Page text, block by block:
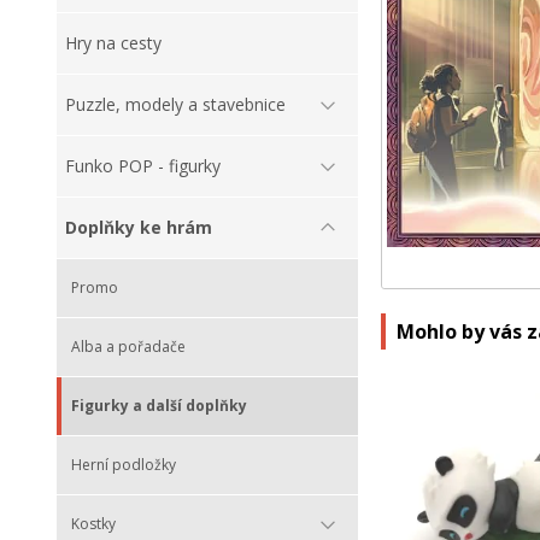
Hry na cesty
Puzzle, modely a stavebnice
Funko POP - figurky
Doplňky ke hrám
Promo
Alba a pořadače
Figurky a další doplňky
Herní podložky
Kostky
Mohlo by vás